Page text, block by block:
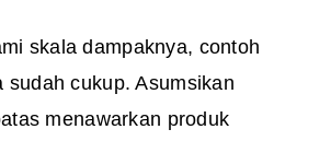
skala dampaknya, contoh
sudah cukup. Asumsikan
menawarkan produk